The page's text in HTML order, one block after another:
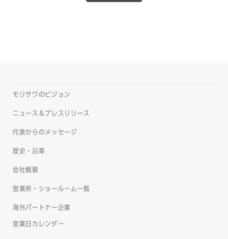
モリサワのビジョン
ニュース＆プレスリリース
代表からのメッセージ
歴史・沿革
会社概要
営業所・ショールーム一覧
海外パートナー企業
営業日カレンダー